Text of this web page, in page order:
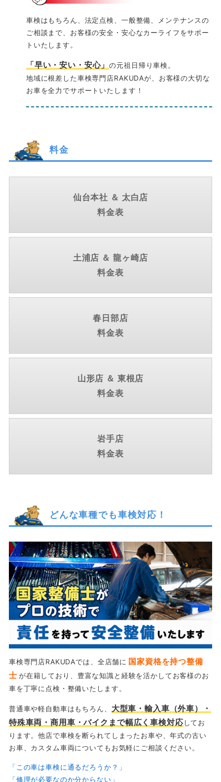
車検はもちろん、法定点検、一般整備、メンテナンスの
ご相談まで、お客様の安全・安心なカーライフをサポー
トいたします。
「早い・安い・安心」の元祖日帰り車検。
地域に根差した車検専門店RAKUDAが、お客様の大切な
お車を全力でサポートいたします！
料金
仙台本社 ＆ 太白店
料金表
土浦店 ＆ 龍ヶ崎店
料金表
春日部店
料金表
山形店 ＆ 東根店
料金表
岩手店
料金表
どんな車種でも車検対応！
車検専門店RAKUDAでは、全店舗に 国家資格を持つ整備
士 が在籍しており、豊富な知識と経験を活かしてお客様のお
車を丁寧に点検・整備いたします。
普通車や軽自動車はもちろん、 大型車・輸入車（外車）・
特殊車両・商用車・バイクまで幅広く車検対応 してお
ります。他店で車検を断られてしまったお車や、年式の古い
お車、カスタム車両についてもお気軽にご相談ください。
「この車は車検に通るだろうか？」
「修理が必要なのか分からない」